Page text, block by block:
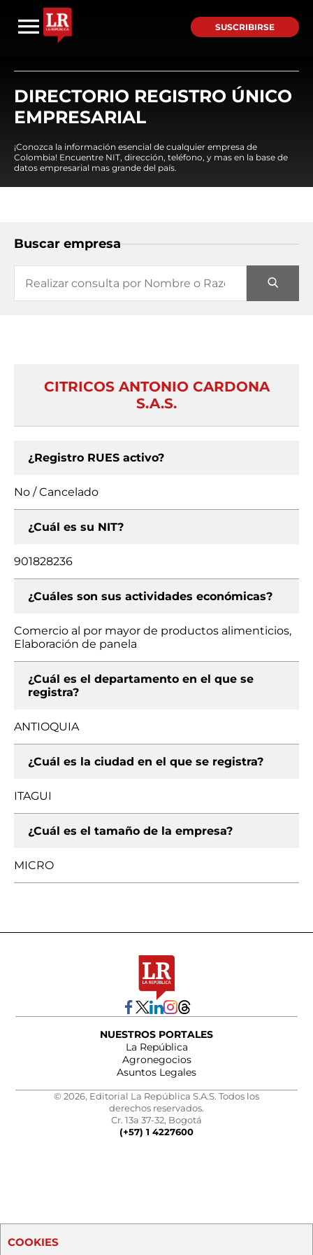
SUSCRIBIRSE
DIRECTORIO REGISTRO ÚNICO
EMPRESARIAL
¡Conozca la información esencial de cualquier empresa de
Colombia! Encuentre NIT, dirección, teléfono, y mas en la base de
datos empresarial mas grande del país.
Buscar empresa
CITRICOS ANTONIO CARDONA
S.A.S.
¿Registro RUES activo?
No / Cancelado
¿Cuál es su NIT?
901828236
¿Cuáles son sus actividades económicas?
Comercio al por mayor de productos alimenticios,
Elaboración de panela
¿Cuál es el departamento en el que se
registra?
ANTIOQUIA
¿Cuál es la ciudad en el que se registra?
ITAGUI
¿Cuál es el tamaño de la empresa?
MICRO
NUESTROS PORTALES
La República
Agronegocios
Asuntos Legales
© 2026, Editorial La República S.A.S. Todos los
derechos reservados.
Cr. 13a 37-32, Bogotá
(+57) 1 4227600
COOKIES